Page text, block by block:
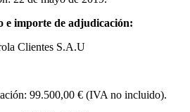
e importe de adjudicación:
Clientes S.A.U
99.500,00 € (IVA no incluido).